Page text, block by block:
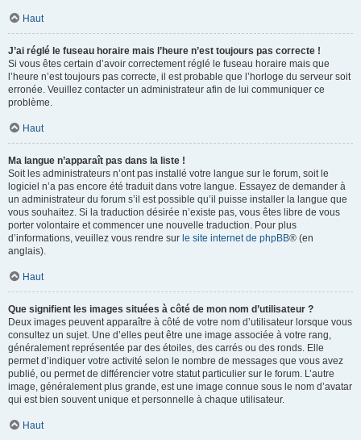
Haut
J’ai réglé le fuseau horaire mais l’heure n’est toujours pas correcte !
Si vous êtes certain d’avoir correctement réglé le fuseau horaire mais que
l’heure n’est toujours pas correcte, il est probable que l’horloge du serveur soit
erronée. Veuillez contacter un administrateur afin de lui communiquer ce
problème.
Haut
Ma langue n’apparaît pas dans la liste !
Soit les administrateurs n’ont pas installé votre langue sur le forum, soit le
logiciel n’a pas encore été traduit dans votre langue. Essayez de demander à
un administrateur du forum s’il est possible qu’il puisse installer la langue que
vous souhaitez. Si la traduction désirée n’existe pas, vous êtes libre de vous
porter volontaire et commencer une nouvelle traduction. Pour plus
d’informations, veuillez vous rendre sur le site internet de phpBB® (en
anglais).
Haut
Que signifient les images situées à côté de mon nom d’utilisateur ?
Deux images peuvent apparaître à côté de votre nom d’utilisateur lorsque vous
consultez un sujet. Une d’elles peut être une image associée à votre rang,
généralement représentée par des étoiles, des carrés ou des ronds. Elle
permet d’indiquer votre activité selon le nombre de messages que vous avez
publié, ou permet de différencier votre statut particulier sur le forum. L’autre
image, généralement plus grande, est une image connue sous le nom d’avatar
qui est bien souvent unique et personnelle à chaque utilisateur.
Haut